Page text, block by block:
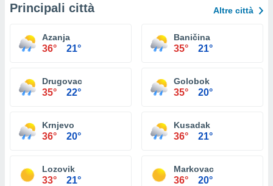
Principali città Altre città
Azanja
36° 21°
Baničina
35° 21°
Drugovac
35° 22°
Golobok
35° 20°
Krnjevo
36° 20°
Kusadak
36° 21°
Lozovik
33° 21°
Markovac
36° 20°